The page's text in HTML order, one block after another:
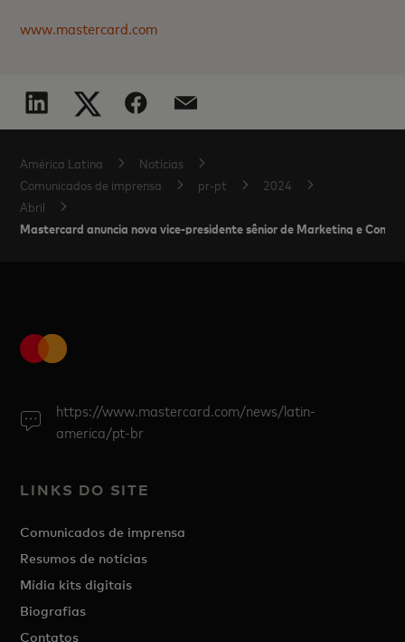
www.mastercard.com
América Latina
Notícias
Comunicados de imprensa
pr-pt
2024
Abril
Mastercard anuncia nova vice-presidente sênior de Marketing e
https://www.mastercard.com/news/latin-
america/pt-br
LINKS DO SITE
Comunicados de imprensa
Resumos de notícias
Mídia kits digitais
Biografias
Contatos